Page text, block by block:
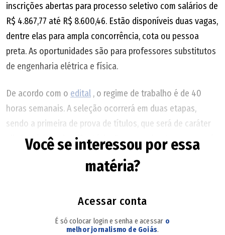
inscrições abertas para processo seletivo com salários de
R$ 4.867,77 até R$ 8.600,46. Estão disponíveis duas vagas,
dentre elas para ampla concorrência, cota ou pessoa
preta. As oportunidades são para professores substitutos
de engenharia elétrica e física.
De acordo com o edital , o regime de trabalho é de 40
horas semanais. A seleção ocorrerá em duas etapas,
sendo a primeira de prova de títulos, que será de caráter
eliminatório e classificatório. E a segunda etapa que será
uma prova de desempenho didático, também de caráter
eliminatório e classificatório.
Haverá um sorteio público, ao qual será gravado, do tema
didático no dia 04 de setembro às 08 horas, em frente ao
Você se interessou por essa
matéria?
Acessar conta
É só colocar login e senha e acessar o
melhor jornalismo de Goiás.